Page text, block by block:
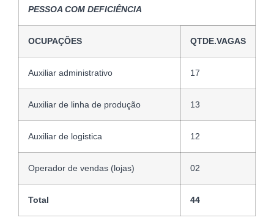
PESSOA COM DEFICIÊNCIA
OCUPAÇÕES QTDE.VAGAS
Auxiliar administrativo 17
Auxiliar de linha de produção 13
Auxiliar de logistica 12
Operador de vendas (lojas) 02
Total 44